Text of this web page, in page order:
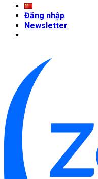
Đăng nhập
Newsletter